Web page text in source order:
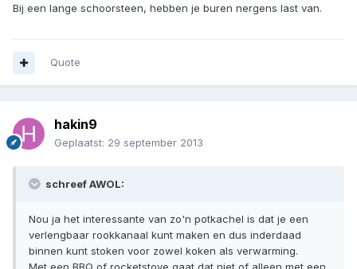
Bij een lange schoorsteen, hebben je buren nergens last van.
Quote
hakin9
Geplaatst: 29 september 2013
schreef AWOL:
Nou ja het interessante van zo'n potkachel is dat je een
verlengbaar rookkanaal kunt maken en dus inderdaad
binnen kunt stoken voor zowel koken als verwarming.